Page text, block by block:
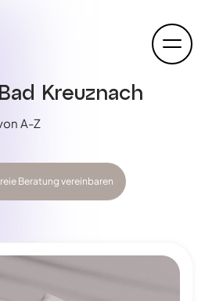
open
Kreuznach
A-Z
Beratung vereinbaren